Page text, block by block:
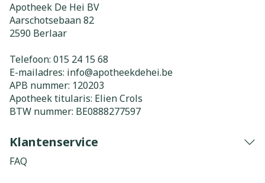
Apotheek De Hei BV
Aarschotsebaan 82
2590 Berlaar
Telefoon: 015 24 15 68
E-mailadres: info@apotheekdehei.be
APB nummer: 120203
Apotheek titularis: Elien Crols
BTW nummer: BE0888277597
Klantenservice
FAQ